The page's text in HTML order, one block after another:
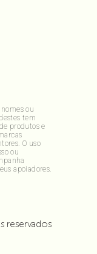
ou
tem
produtos e
O uso
ou
apoiadores.
reservados